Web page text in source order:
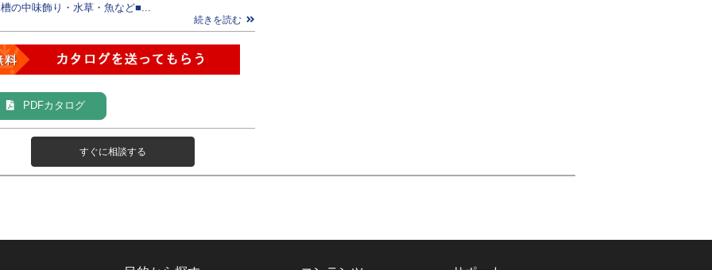
の中味飾り・水草・魚など■...
続きを読む
PDFカタログ
すぐに相談する